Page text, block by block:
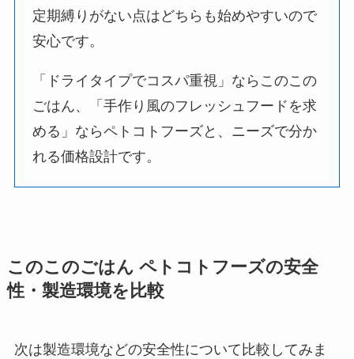
定期縛りがない点はどちらも始めやすいので
安心です。
「ドライタイプでコスパ重視」ならこのこの
ごはん、「手作り風のフレッシュフードを求
める」ならペトコトフーズと、ニーズで分か
れる価格設計です。
このこのごはん ペトコトフーズの安全
性・製造環境を比較
次は製造環境などの安全性について比較してみま